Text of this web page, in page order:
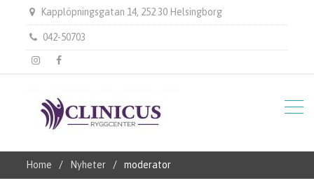
Kapplöpningsgatan 14, 252 30 Helsingborg
042-50703
instagramFacebook
Home Nyheter moderator